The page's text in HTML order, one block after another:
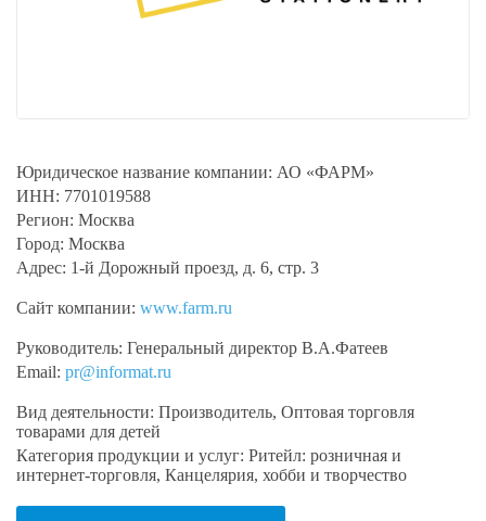
Юридическое название компании: АО «ФАРМ»
ИНН: 7701019588
Регион: Москва
Город: Москва
Адрес: 1-й Дорожный проезд, д. 6, стр. 3
Сайт компании: www.farm.ru
Руководитель: Генеральный директор В.А.Фатеев
Email: pr@informat.ru
Вид деятельности: Производитель, Оптовая торговля
товарами для детей
Категория продукции и услуг: Ритейл: розничная и
интернет-торговля, Канцелярия, хобби и творчество